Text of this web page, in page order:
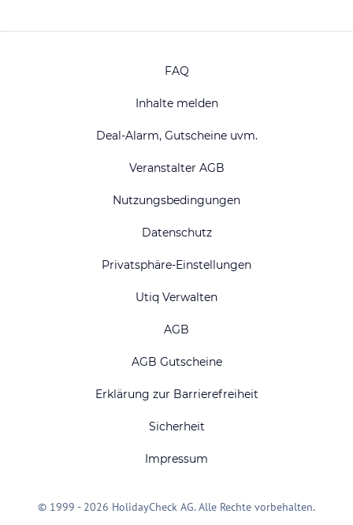
FAQ
Inhalte melden
Deal-Alarm, Gutscheine uvm.
Veranstalter AGB
Nutzungsbedingungen
Datenschutz
Privatsphäre-Einstellungen
Utiq Verwalten
AGB
AGB Gutscheine
Erklärung zur Barrierefreiheit
Sicherheit
Impressum
© 1999 - 2026 HolidayCheck AG. Alle Rechte vorbehalten.